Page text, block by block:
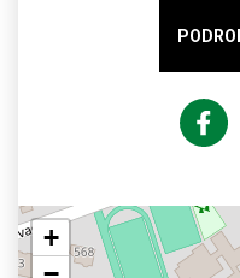
+